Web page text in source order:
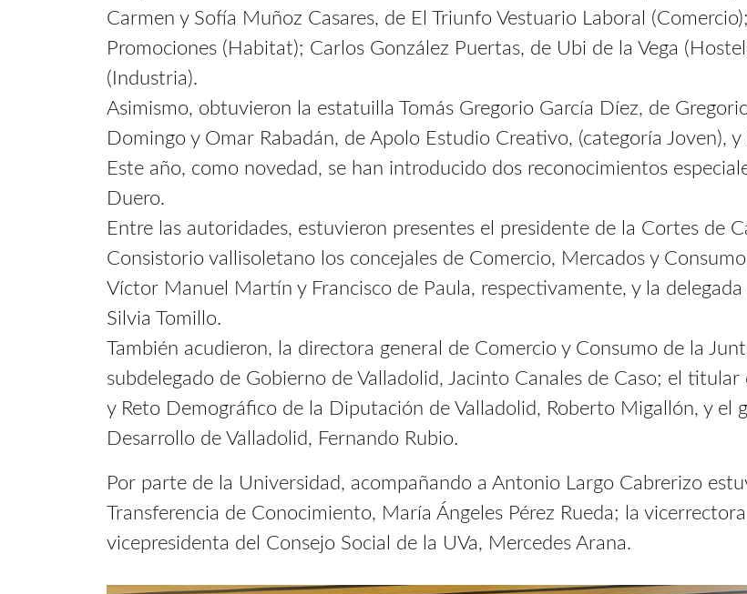
Carmen y Sofía Muñoz Casares, de El Triunfo Vestuario Laboral
Promociones (Habitat); Carlos González Puertas, de Ubi de la Vega
(Industria).
Asimismo, obtuvieron la estatuilla Tomás Gregorio García Díez, de
Domingo y Omar Rabadán, de Apolo Estudio Creativo, (categoría Joven),
Este año, como novedad, se han introducido dos reconocimientos
Duero.
Entre las autoridades, estuvieron presentes el presidente de la Cortes de
Consistorio vallisoletano los concejales de Comercio, Mercados y
Víctor Manuel Martín y Francisco de Paula, respectivamente, y la
Silvia Tomillo.
También acudieron, la directora general de Comercio y Consumo de la
subdelegado de Gobierno de Valladolid, Jacinto Canales de Caso; el
y Reto Demográfico de la Diputación de Valladolid, Roberto Migallón, y el
Desarrollo de Valladolid, Fernando Rubio.
Por parte de la Universidad, acompañando a Antonio Largo Cabrerizo
Transferencia de Conocimiento, María Ángeles Pérez Rueda; la
vicepresidenta del Consejo Social de la UVa, Mercedes Arana.